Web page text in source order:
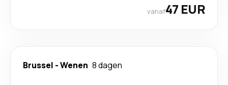
vanaf47 EUR
Brussel -Wenen 8 dagen